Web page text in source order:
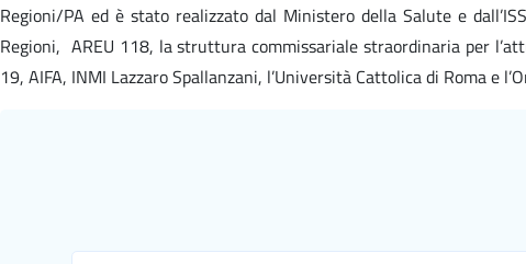
Regioni/PA ed è stato realizzato dal Ministero della Salute e
Regioni, AREU 118, la struttura commissariale straordinaria per
19, AIFA, INMI Lazzaro Spallanzani, l’Università Cattolica di Roma e